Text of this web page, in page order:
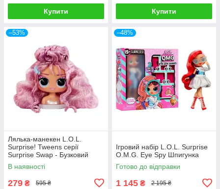
Купити Купити
–53%
Лялька-манекен L.O.L.
Surprise! Tweens серії
Surprise Swap - Бузковий
образ 593522-8
В наявності
279 ₴ 595 ₴
–48%
Ігровий набір L.O.L. Surprise
O.M.G. Eye Spy Шпигунка
Готово до відправки
1 145 ₴ 2 195 ₴